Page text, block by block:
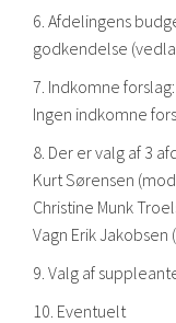
6. Afdelingens
godkendelse
7. Indkomne forslag:
Ingen indkomne
8. Der er valg af 3
Kurt Sørensen
Christine Munk
Vagn Erik
9. Valg af
10. Eventuelt